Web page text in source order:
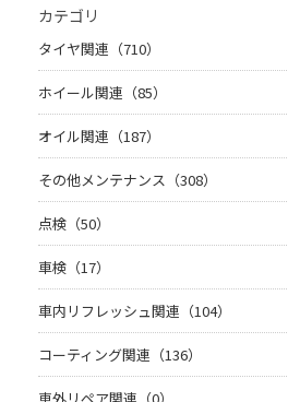
カテゴリ
タイヤ関連（710）
ホイール関連（85）
オイル関連（187）
その他メンテナンス（308）
点検（50）
車検（17）
車内リフレッシュ関連（104）
コーティング関連（136）
車外リペア関連（0）